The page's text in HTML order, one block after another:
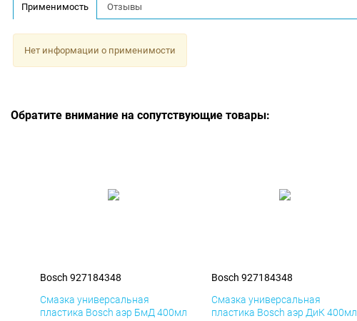
Применимость Отзывы
Нет информации о применимости
Обратите внимание на сопутствующие товары:
Bosch 927184348
Смазка универсальная
пластика Bosch аэр БмД 400мл
Bosch 927184348
Смазка универсальная
пластика Bosch аэр ДиК 400мл